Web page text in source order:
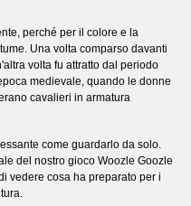
perché per il colore e la
Una volta comparso davanti
volta fu attratto dal periodo
medievale, quando le donne
cavalieri in armatura
come guardarlo da solo.
del nostro gioco Woozle Goozle
vedere cosa ha preparato per i